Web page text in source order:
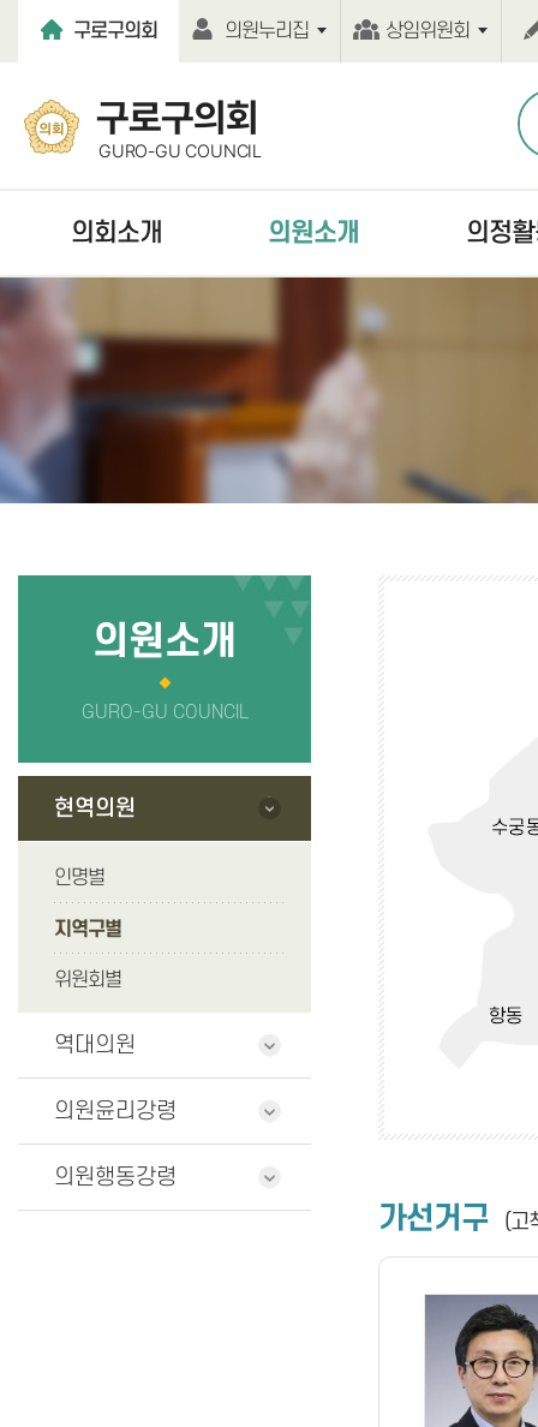
구로구의회
의원누리집 상임위원회
구로구의회
GURO-GU COUNCIL
의회소개
의회연혁
의회기능
의회사무국
청사안내
의원소개
역대의원
의원윤리강령
의원행동강령
의정
의회간행물
정보공개
의원소개
GURO-GU COUNCIL
현역의원
인명별
지역구별
위원회별
역대의원
의원윤리강령
의원행동강령
가선거구 (고